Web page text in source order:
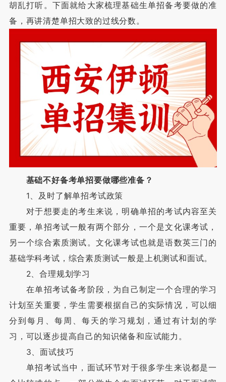
胡乱打听。下面就给大家梳理基础生单招备考要做的准
备，再讲清楚单招大致的过线分数。
基础不好备考单招要做哪些准备？
1、及时了解单招考试政策
对于想要走的考生来说，明确单招的考试内容至关
重要，单招考试一般有两个部分，一个是文化课考试，
另一个综合素质测试。文化课考试也就是语数英三门的
基础学科考试，综合素质测试一般是上机测试和面试。
2、合理规划学习
在单招考试备考阶段，为自己制定一个合理的学习
计划至关重要，学生需要根据自己的实际情况，可以细
分到每月、每周、每天的学习规划，通过有计划的学
习，可以逐步提高自己的知识储备和应试能力。
3、面试技巧
单招考试当中，面试环节对于很多学生来说都是一